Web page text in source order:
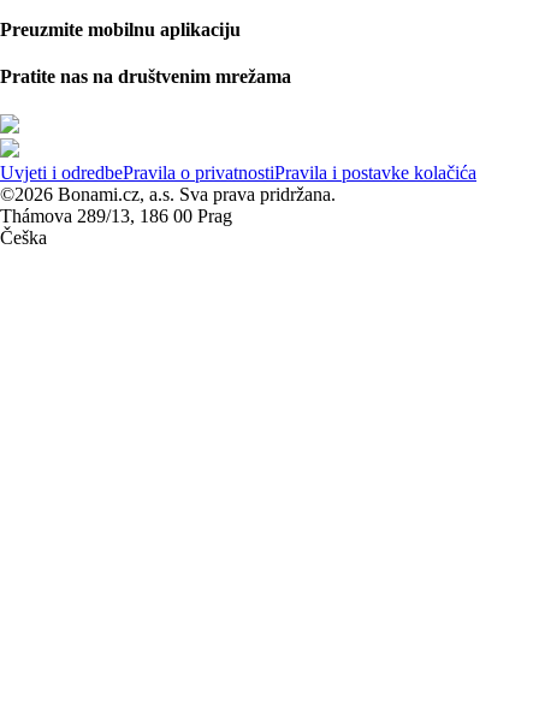
Preuzmite mobilnu aplikaciju
Pratite nas na društvenim mrežama
Uvjeti i odredbePravila o privatnostiPravila i postavke kolačića
©2026 Bonami.cz, a.s. Sva prava pridržana.
Thámova 289/13, 186 00 Prag
Češka